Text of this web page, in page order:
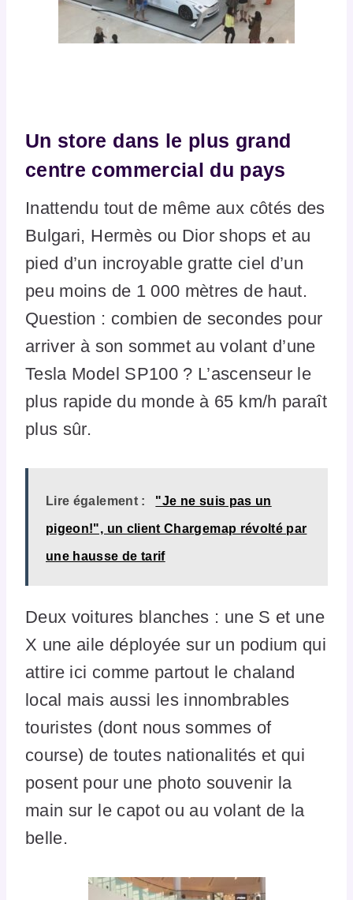
Un store dans le plus grand
centre commercial du pays
Inattendu tout de même aux côtés des
Bulgari, Hermès ou Dior shops et au
pied d’un incroyable gratte ciel d’un
peu moins de 1 000 mètres de haut.
Question : combien de secondes pour
arriver à son sommet au volant d’une
Tesla Model SP100 ? L’ascenseur le
plus rapide du monde à 65 km/h paraît
plus sûr.
Lire également : "Je ne suis pas un
pigeon!", un client Chargemap révolté par
une hausse de tarif
Deux voitures blanches : une S et une
X une aile déployée sur un podium qui
attire ici comme partout le chaland
local mais aussi les innombrables
touristes (dont nous sommes of
course) de toutes nationalités et qui
posent pour une photo souvenir la
main sur le capot ou au volant de la
belle.